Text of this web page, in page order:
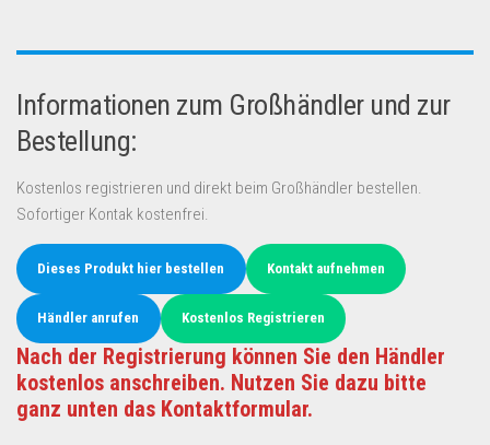
Informationen zum Großhändler und zur
Bestellung:
Kostenlos registrieren und direkt beim Großhändler bestellen.
Sofortiger Kontak kostenfrei.
Dieses Produkt hier bestellen Kontakt aufnehmen
Händler anrufen Kostenlos Registrieren
Nach der Registrierung können Sie den Händler
kostenlos anschreiben. Nutzen Sie dazu bitte
ganz unten das Kontaktformular.